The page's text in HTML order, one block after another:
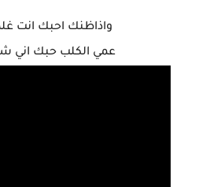
واذاظنك احبك انت
عمي الكلب حبك اني